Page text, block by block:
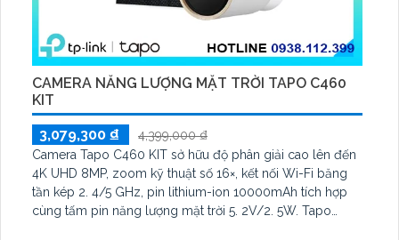
CAMERA NĂNG LƯỢNG MẶT TRỜI TAPO C460
KIT
3,079,300 ₫
4,399,000 ₫
Camera Tapo C460 KIT sở hữu độ phân giải cao lên đến
4K UHD 8MP, zoom kỹ thuật số 16×, kết nối Wi-Fi băng
tần kép 2. 4/5 GHz, pin lithium-ion 10000mAh tích hợp
cùng tấm pin năng lượng mặt trời 5. 2V/2. 5W. Tapo